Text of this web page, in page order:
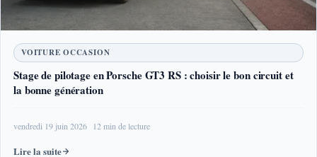
VOITURE OCCASION
Stage de pilotage en Porsche GT3 RS : choisir le bon circuit et
la bonne génération
vendredi 19 juin 2026 12 min de lecture
Lire la suite